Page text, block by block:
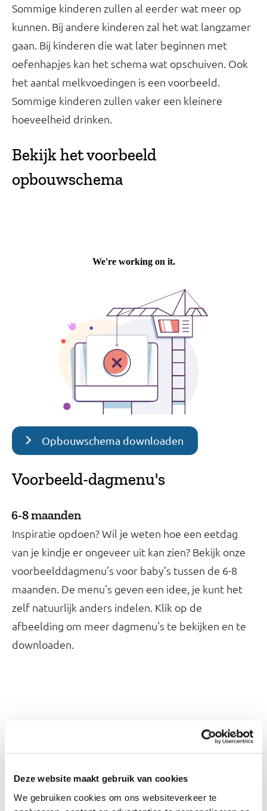
Deze website maakt gebruik van cookies
We gebruiken cookies om ons websiteverkeer te
Sommige kinderen zullen al eerder wat meer op
kunnen. Bij andere kinderen zal het wat langzamer
gaan. Bij kinderen die wat later beginnen met
oefenhapjes kan het schema wat opschuiven. Ook
het aantal melkvoedingen is een voorbeeld.
Sommige kinderen zullen vaker een kleinere
hoeveelheid drinken.
Bekijk het voorbeeld
opbouwschema
Opbouwschema downloaden
Voorbeeld-dagmenu's
6-8 maanden
Inspiratie opdoen? Wil je weten hoe een eetdag
van je kindje er ongeveer uit kan zien? Bekijk onze
voorbeelddagmenu’s voor baby’s tussen de 6-8
maanden. De menu’s geven een idee, je kunt het
zelf natuurlijk anders indelen. Klik op de
afbeelding om meer dagmenu's te bekijken en te
downloaden.